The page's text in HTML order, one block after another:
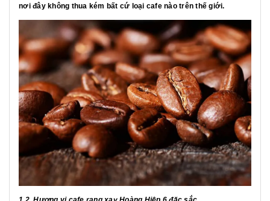
nơi đây không thua kém bất cứ loại cafe nào trên thế giới.